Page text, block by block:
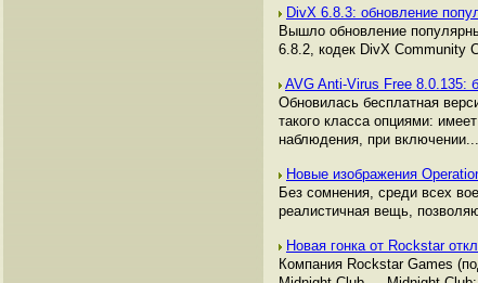
DivX 6.8.3: обновление
Вышло обновление
6.8.2, кодек DivX Community
AVG Anti-Virus Free 8.0.135:
Обновилась бесплатная
такого класса опциями:
наблюдения, при включении...
Новые изображения
Без сомнения, среди всех
реалистичная вещь,
Новая гонка от Rockstar
Компания Rockstar Games